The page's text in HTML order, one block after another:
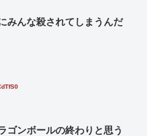
みんな殺されてしまうんだ
ゴンボールの終わりと思う